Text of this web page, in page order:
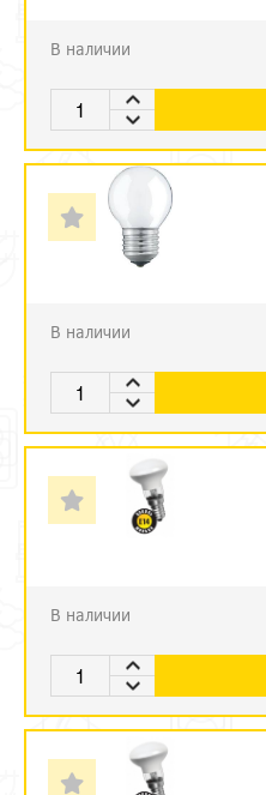
В наличии
В наличии
В наличии